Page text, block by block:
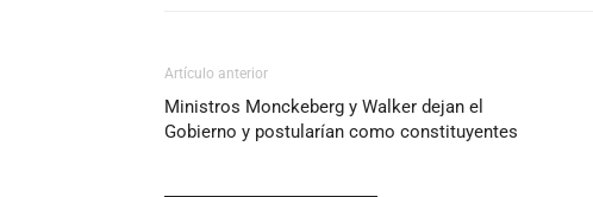
Artículo anterior
Ministros Monckeberg y Walker dejan el
Gobierno y postularían como constituyentes